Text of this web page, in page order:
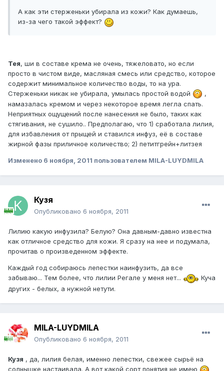
А как эти стерженьки убирала из кожи? Как думаешь,
из-за чего такой эффект?
Тея, ши в составе крема не очень, тяжеловато, но если
просто в чистом виде, масляная смесь или средство, которое
содержит минимальное количество воды, то на ура.
Стерженьки никак не убирала, умылась простой водой
,
намазалась кремом и через некоторое время легла спать.
Неприятных ощущений после нанесения не было, таких как
стягивания, не сушило.. Предполагаю, что 1) сработала лилия,
для избавления от прыщей и ставился инфуз, её в составе
жирной фазы приличное количество; 2) петитгрейн+литзея
Изменено 6 ноября, 2011 пользователем MILA-LUYDMILA
Кузя
Опубликовано 6 ноября, 2011
Лилию какую инфузила? Белую? Она давным-давно известна
как отличное средство для кожи. Я сразу на нее и подумала,
прочитав о произведенном эффекте.
Каждый год собираюсь лепестки наинфузить, да все
забываю... Тем более, что лилии Регале у меня нет...
Куча
других - белых, а нужной нетути.
MILA-LUYDMILA
Опубликовано 6 ноября, 2011
Кузя , да, лилия белая, именно лепестки, свежее сырьё на
солнышке настаивала. А вот какой сорт понятия не имею